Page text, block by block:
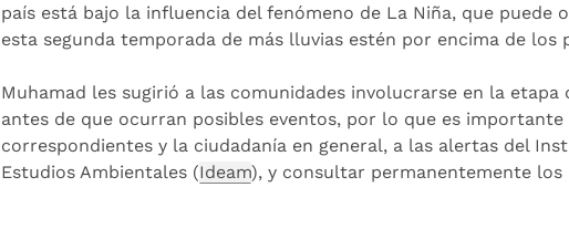
país está bajo la influencia del fenómeno de La Niña, que puede
esta segunda temporada de más lluvias estén por encima de los
Muhamad les sugirió a las comunidades involucrarse en la
antes de que ocurran posibles eventos, por lo que es
correspondientes y la ciudadanía en general, a las alertas del
Estudios Ambientales (Ideam), y consultar permanentemente